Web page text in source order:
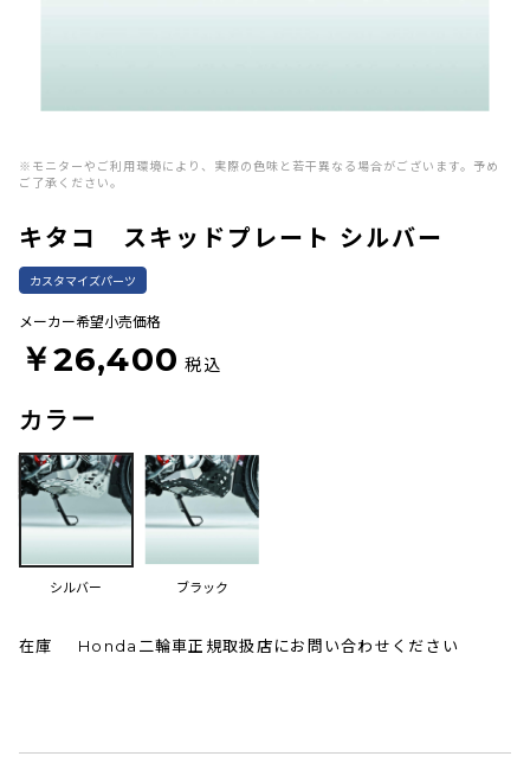
※モニターやご利用環境により、実際の色味と若干異なる場合がございます。予め
ご了承ください。
カスタマイズパーツ
キタコ スキッドプレート シルバー
メーカー希望小売価格
￥26,400 税込
カラー
シルバー ブラック
在庫 Honda二輪車正規取扱店にお問い合わせください